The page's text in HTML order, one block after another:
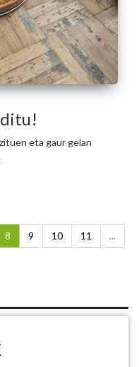
eta gaur gelan
8 9 10 11
...